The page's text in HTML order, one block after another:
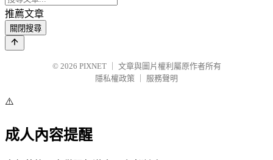
推薦文章
關閉搜尋
© 2026 PIXNET
文章與圖片權利屬原作者所有
隱私權政策
服務聲明
⚠️
成人內容提醒